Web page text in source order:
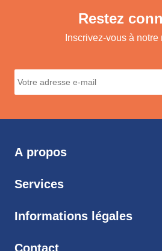
Restez
Inscrivez-vous à
A propos
Services
Informations légales
Contact